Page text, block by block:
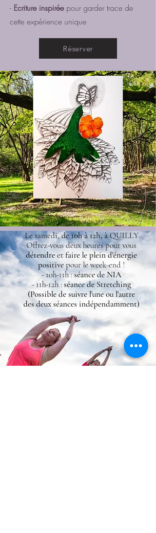
- Ecriture inspiréepour garder trace de
cette expérience unique
Réserver
Le samedi, de 10h à 12h, àQUILLY
Offrez-vous deux heures pour vous
détendreet faire le plein d'énergie
positivepour le week-end !
- 10h-11h :séance de NIA
- 11h-12h :séance de Stretching
(Possible de suivre l'une ou l'autre
des deux séances indépendamment)